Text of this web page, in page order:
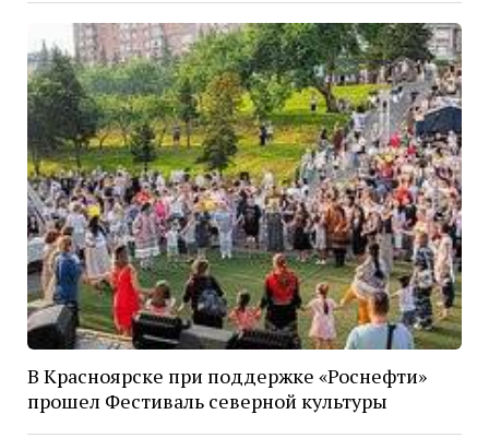
В Красноярске при поддержке «Роснефти»
прошел Фестиваль северной культуры